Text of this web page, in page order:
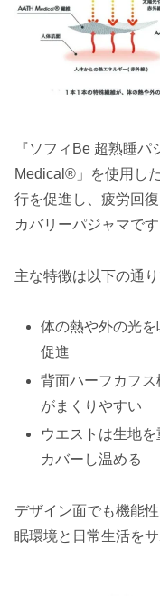
『ソフィBe 超熟睡
Medical®」を使用し
行を促進し、疲労回
カバリーパジャマです
主な特徴は以下の通り
体の熱や外の光
促進
背面ハーフカフ
がまくりやすい
ウエストは生地
カバーし温める
デザイン面でも機能
眠環境と日常生活をサ